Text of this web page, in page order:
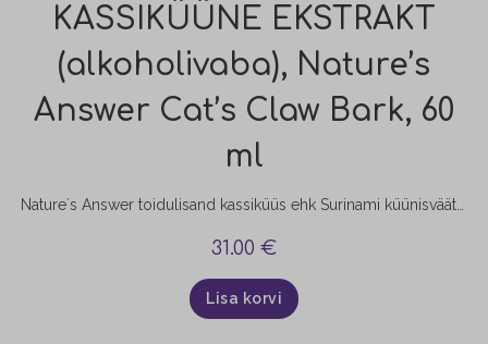
KASSIKÜÜNE EKSTRAKT
(alkoholivaba), Nature’s
Answer Cat’s Claw Bark, 60
ml
Nature´s Answer toidulisand kassiküüs ehk Surinami küünisväät (alkoholivaba) on saadud puittaimest, mis kasvab looduslikult Amazonase vihmametsas ning teistes Kesk- ja Lõuna-Ameerika troopilistes piirkondades. Nimetus "Kassi küüs" pärineb taime okaste kujust, mis meenutavad kassi küüsi. Kassiküüne sisemisest koorest valmistatakse ekstrakte, vedelikke, tablette, kapsleid ja teesid, kasutada taime koort ja juuri.
31.00 €
Lisa korvi